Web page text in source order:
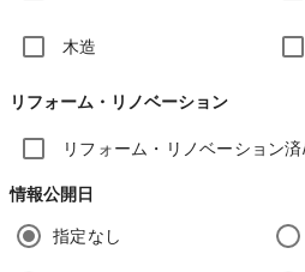
木造
リフォーム・リノベーション
リフォーム・リノベーション
情報公開日
指定なし